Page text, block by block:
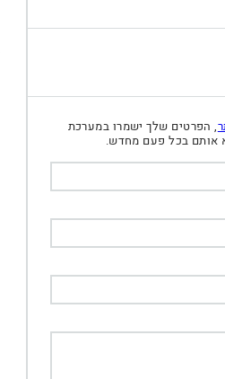
, הפרטים שלך ישמרו במערכת
אותם בכל פעם מחדש.